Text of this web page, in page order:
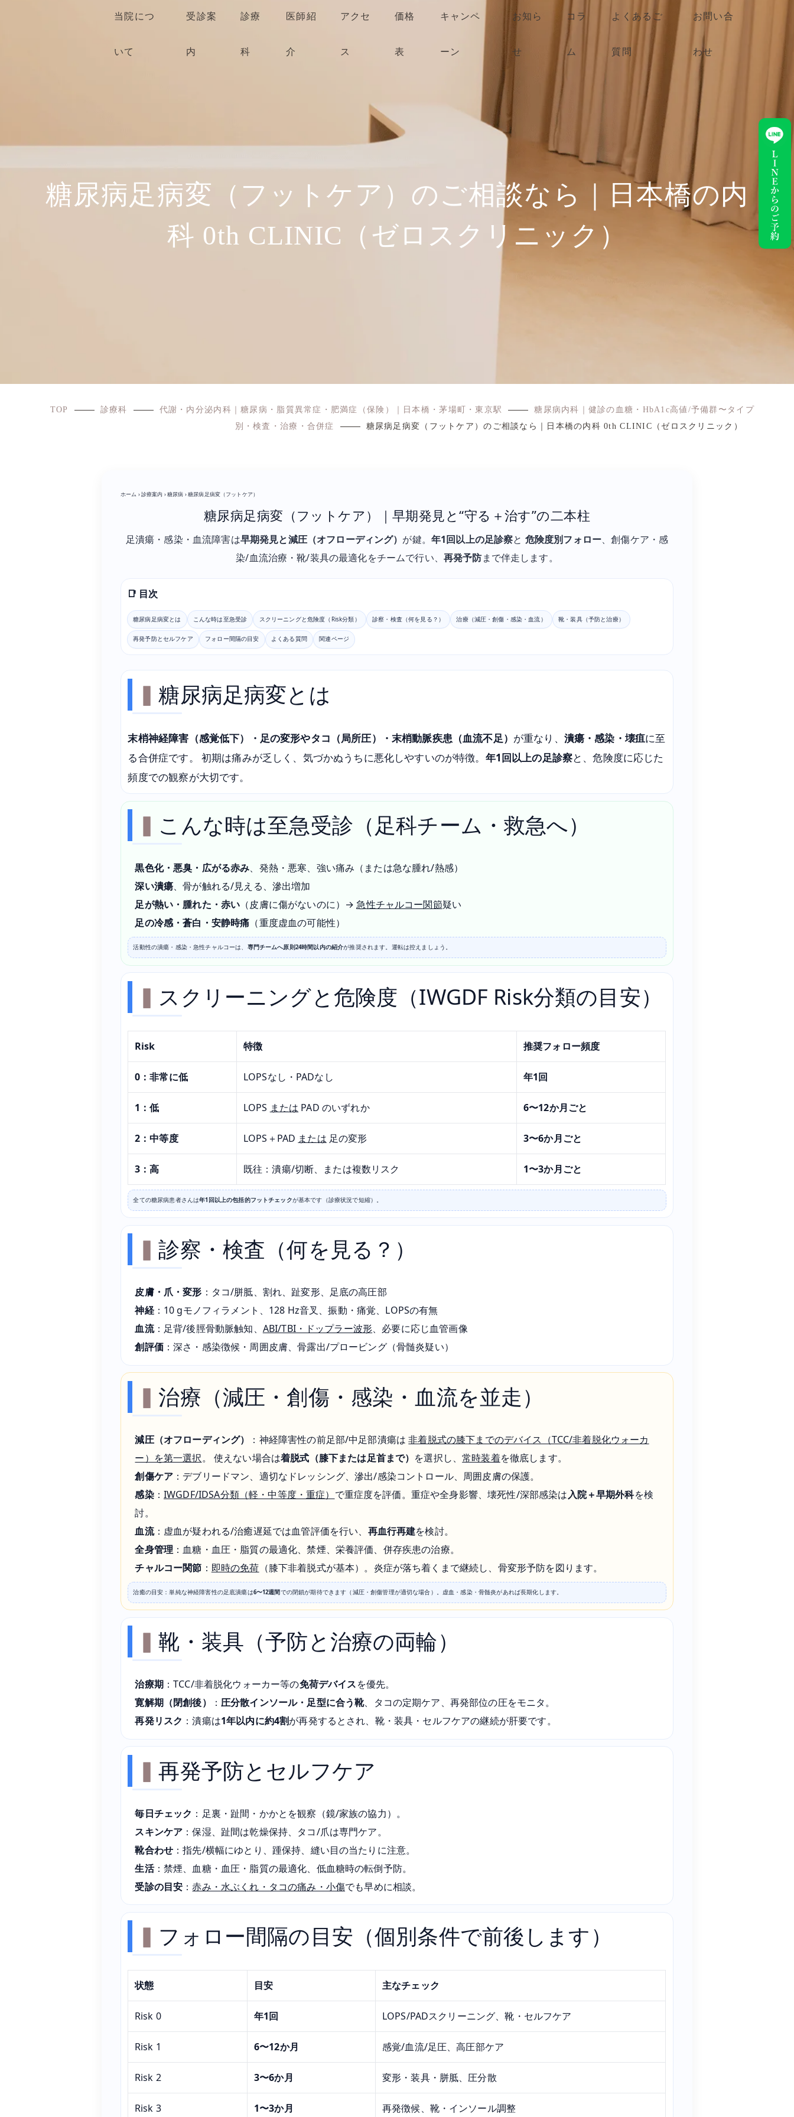
当院につ
いて
受診案
内
診療
科
医師紹
介
アクセ
ス
価格
表
キャンペ
ーン
お知ら
せ
コラ
ム
よくあるご
質問
お問い合
わせ
糖尿病足病変（フットケア）のご相談なら｜日本橋の内
科 0th CLINIC（ゼロスクリニック）
TOP 診療科 代謝・内分泌内科｜糖尿病・脂質異常症・肥満症（保険）｜日本橋・茅場町・東京駅
糖尿病内科｜健診の血糖・HbA1c高値/予備群〜タイプ
別・検査・治療・合併症
糖尿病足病変（フットケア）のご相談なら｜日本橋の内科 0th CLINIC（ゼロスクリニック）
ホーム ›診療案内 ›糖尿病 ›糖尿病足病変（フットケア）
糖尿病足病変（フットケア）｜早期発見と“守る＋治す”の二本柱
足潰瘍・感染・血流障害は早期発見と減圧（オフローディング） が鍵。 年1回以上の足診察と 危険度別フォロー、創傷ケア・感
染/血流治療・靴/装具の最適化をチームで行い、 再発予防まで伴走します。
📑 目次
糖尿病足病変とは こんな時は至急受診 スクリーニングと危険度（Risk分類） 診察・検査（何を見る？） 治療（減圧・創傷・感染・血流） 靴・装具（予防と治療）
再発予防とセルフケア フォロー間隔の目安 よくある質問 関連ページ
糖尿病足病変とは
末梢神経障害（感覚低下）・足の変形やタコ（局所圧）・末梢動脈疾患（血流不足） が重なり、 潰瘍・感染・壊疽に至
る合併症です。 初期は痛みが乏しく、気づかぬうちに悪化しやすいのが特徴。 年1回以上の足診察と、危険度に応じた
頻度での観察が大切です。
こんな時は至急受診（足科チーム・救急へ）
黒色化・悪臭・広がる赤み、発熱・悪寒、強い痛み（または急な腫れ/熱感）
深い潰瘍、骨が触れる/見える、滲出増加
足が熱い・腫れた・赤い （皮膚に傷がないのに）→急性チャルコー関節疑い
足の冷感・蒼白・安静時痛 （重度虚血の可能性）
活動性の潰瘍・感染・急性チャルコーは、 専門チームへ原則24時間以内の紹介が推奨されます。運転は控えましょう。
スクリーニングと危険度（IWGDF Risk分類の目安）
Risk 特徴 推奨フォロー頻度
0：非常に低 LOPSなし・PADなし 年1回
1：低 LOPS または PAD のいずれか 6〜12か月ごと
2：中等度 LOPS＋PAD または 足の変形 3〜6か月ごと
3：高 既往：潰瘍/切断、または複数リスク 1〜3か月ごと
全ての糖尿病患者さんは年1回以上の包括的フットチェックが基本です（診療状況で短縮）。
診察・検査（何を見る？）
皮膚・爪・変形 ：タコ/胼胝、割れ、趾変形、足底の高圧部
神経：10 gモノフィラメント、128 Hz音叉、振動・痛覚、LOPSの有無
血流：足背/後脛骨動脈触知、 ABI/TBI・ドップラー波形、必要に応じ血管画像
創評価：深さ・感染徴候・周囲皮膚、骨露出/プロービング（骨髄炎疑い）
治療（減圧・創傷・感染・血流を並走）
減圧（オフローディング） ：神経障害性の前足部/中足部潰瘍は非着脱式の膝下までのデバイス（TCC/非着脱化ウォーカ
ー）を第一選択。 使えない場合は着脱式（膝下または足首まで） を選択し、常時装着を徹底します。
創傷ケア ：デブリードマン、適切なドレッシング、滲出/感染コントロール、周囲皮膚の保護。
感染： IWGDF/IDSA分類（軽・中等度・重症） で重症度を評価。重症や全身影響、壊死性/深部感染は入院＋早期外科を検
討。
血流：虚血が疑われる/治癒遅延では血管評価を行い、 再血行再建を検討。
全身管理 ：血糖・血圧・脂質の最適化、禁煙、栄養評価、併存疾患の治療。
チャルコー関節 ： 即時の免荷 （膝下非着脱式が基本）。炎症が落ち着くまで継続し、骨変形予防を図ります。
治癒の目安：単純な神経障害性の足底潰瘍は6〜12週間での閉鎖が期待できます（減圧・創傷管理が適切な場合）。虚血・感染・骨髄炎があれば長期化します。
靴・装具（予防と治療の両輪）
治療期：TCC/非着脱化ウォーカー等の免荷デバイスを優先。
寛解期（閉創後）
： 圧分散インソール・足型に合う靴、タコの定期ケア、再発部位の圧をモニタ。
再発リスク ：潰瘍は1年以内に約4割が再発するとされ、靴・装具・セルフケアの継続が肝要です。
再発予防とセルフケア
毎日チェック ：足裏・趾間・かかとを観察（鏡/家族の協力）。
スキンケア ：保湿、趾間は乾燥保持、タコ/爪は専門ケア。
靴合わせ ：指先/横幅にゆとり、踵保持、縫い目の当たりに注意。
生活：禁煙、血糖・血圧・脂質の最適化、低血糖時の転倒予防。
受診の目安 ：赤み・水ぶくれ・タコの痛み・小傷でも早めに相談。
フォロー間隔の目安（個別条件で前後します）
状態 目安 主なチェック
Risk 0 年1回 LOPS/PADスクリーニング、靴・セルフケア
Risk 1 6〜12か月 感覚/血流/足圧、高圧部ケア
Risk 2 3〜6か月 変形・装具・胼胝、圧分散
Risk 3 1〜3か月 再発徴候、靴・インソール調整